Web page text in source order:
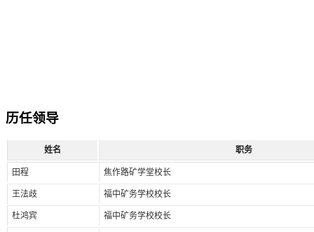
历任领导
姓名 职务
田程 焦作路矿学堂校长
王法歧 福中矿务学校校长
杜鸿宾 福中矿务学校校长